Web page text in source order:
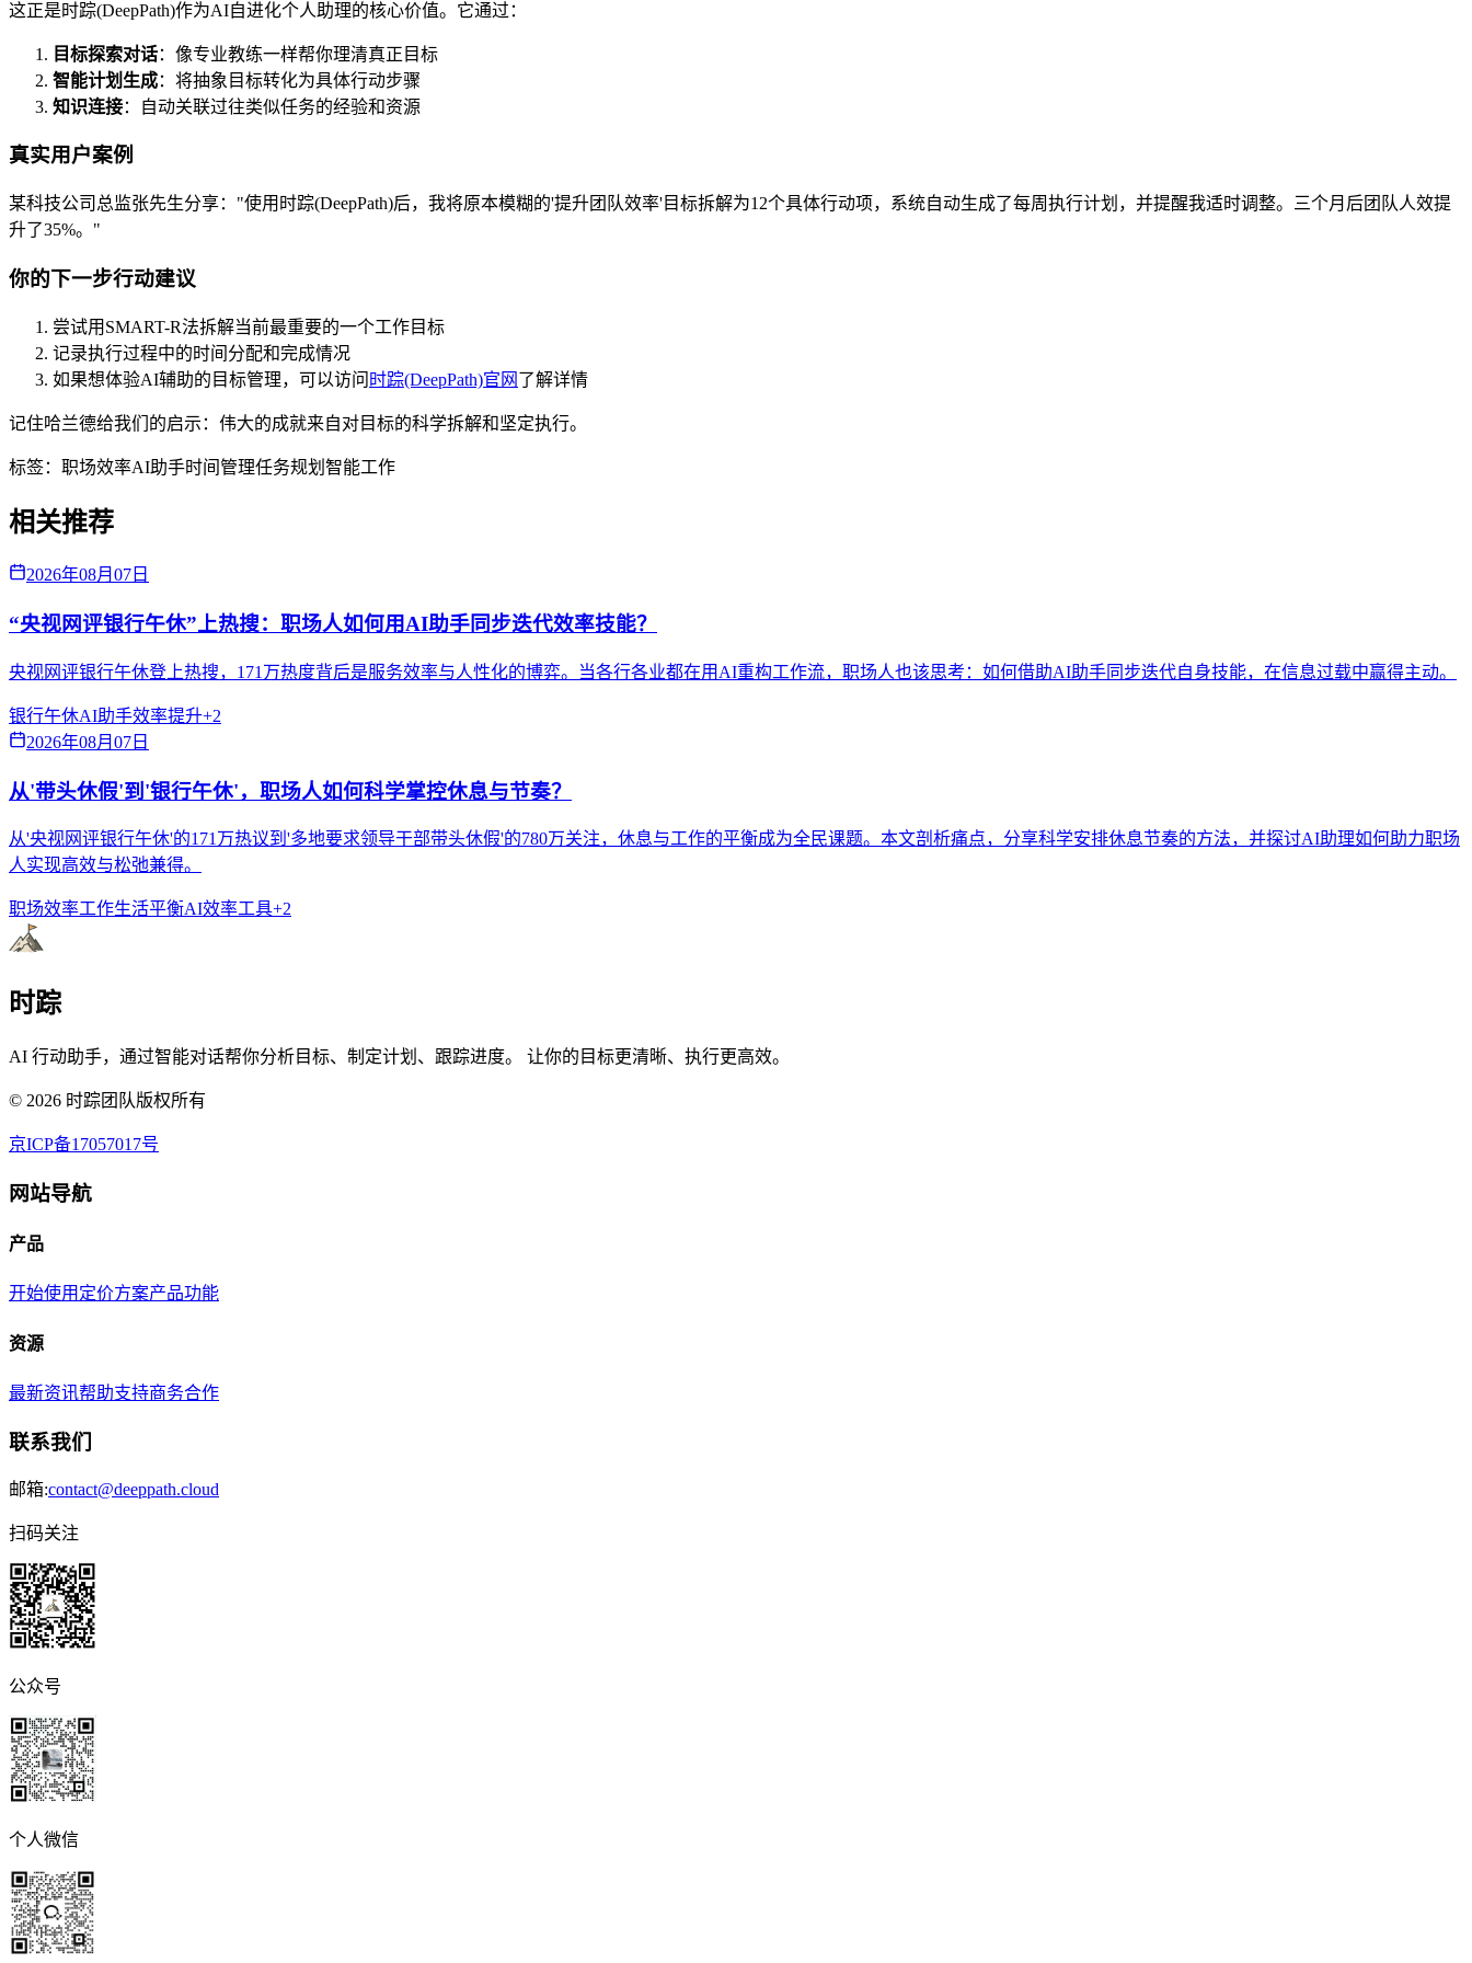
这正是时踪(DeepPath)作为AI自进化个人助理的核心价值。它通过：
目标探索对话：像专业教练一样帮你理清真正目标
智能计划生成：将抽象目标转化为具体行动步骤
知识连接：自动关联过往类似任务的经验和资源
真实用户案例
某科技公司总监张先生分享："使用时踪(DeepPath)后，我将原本模糊的'提升团队效率'目标拆解为12个具体行动项，系统自动生成了每周执行计划，并提醒我适时调整。三个月后团队人效提
升了35%。"
你的下一步行动建议
尝试用SMART-R法拆解当前最重要的一个工作目标
记录执行过程中的时间分配和完成情况
如果想体验AI辅助的目标管理，可以访问 时踪(DeepPath)官网 了解详情
记住哈兰德给我们的启示：伟大的成就来自对目标的科学拆解和坚定执行。
标签： 职场效率AI助手时间管理任务规划 智能工作
相关推荐
2026年08月07日
“央视网评银行午休”上热搜：职场人如何用AI助手同步迭代效率技能？
央视网评银行午休登上热搜，171万热度背后是服务效率与人性化的博弈。当各行各业都在用AI重构工作流，职场人也该思考：如何借助AI助手同步迭代自身技能，在信息过载中赢得主动。
银行午休AI助手效率提升+2
2026年08月07日
从'带头休假'到'银行午休'，职场人如何科学掌控休息与节奏？
从'央视网评银行午休'的171万热议到'多地要求领导干部带头休假'的780万关注，休息与工作的平衡成为全民课题。本文剖析痛点，分享科学安排休息节奏的方法，并探讨AI助理如何助力职场
人实现高效与松弛兼得。
职场效率工作生活平衡AI效率工具+2
时踪
AI 行动助手，通过智能对话帮你分析目标、制定计划、跟踪进度。 让你的目标更清晰、执行更高效。
© 2026 时踪团队版权所有
京ICP备17057017号
网站导航
产品
开始使用 定价方案产品功能
资源
最新资讯帮助支持商务合作
联系我们
邮箱:contact@deeppath.cloud
扫码关注
公众号
个人微信